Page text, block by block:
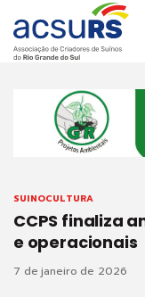
SUINOCULTURA
CCPS finaliza
e operacionais
7 de janeiro de 2026